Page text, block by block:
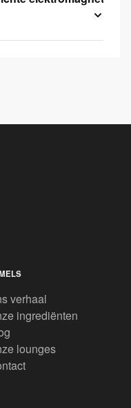
verhaal
ingrediënten
lounges